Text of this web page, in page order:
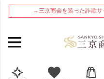
→三京商会を装った詐欺